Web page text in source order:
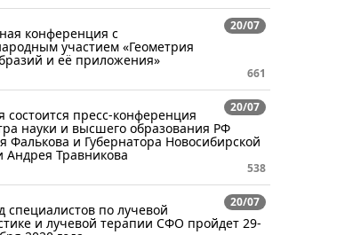
20/07
конференция с
участием «Геометрия
и её приложения»
661
20/07
состоится пресс-конференция
науки и высшего образования РФ
Фалькова и Губернатора Новосибирской
Андрея Травникова
538
20/07
специалистов по лучевой
и лучевой терапии СФО пройдет 29-